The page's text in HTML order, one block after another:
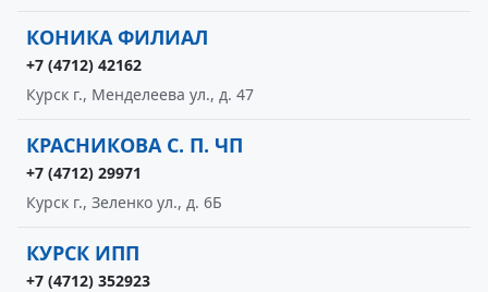
КОНИКА ФИЛИАЛ
+7 (4712) 42162
Курск г., Менделеева ул., д. 47
КРАСНИКОВА С. П. ЧП
+7 (4712) 29971
Курск г., Зеленко ул., д. 6Б
КУРСК ИПП
+7 (4712) 352923